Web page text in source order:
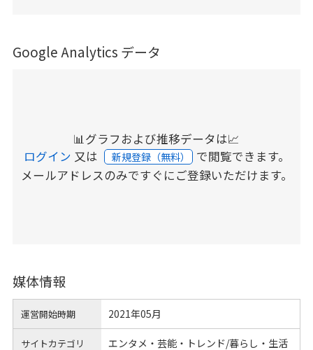
Google Analytics データ
📊グラフおよび推移データは📈
ログイン 又は 新規登録（無料） で閲覧できます。
メールアドレスのみですぐにご登録いただけます。
媒体情報
運営開始時期 2021年05月
サイトカテゴリ エンタメ・芸能・トレンド/暮らし・生活